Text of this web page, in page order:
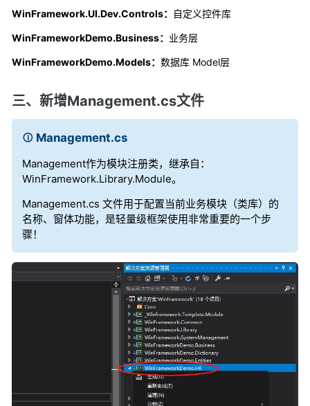
WinFramework.UI.Dev.Controls： 自定义控件库
WinFrameworkDemo.Business： 业务层
WinFrameworkDemo.Models： 数据库 Model层
三、新增Management.cs文件
Management.cs
Management作为模块注册类，继承自：
WinFramework.Library.Module。
Management.cs 文件用于配置当前业务模块（类库）的
名称、窗体功能，是轻量级框架使用非常重要的一个步
骤！